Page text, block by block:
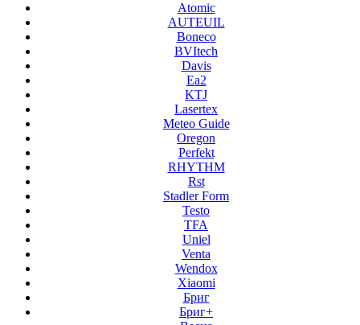
Atomic
AUTEUIL
Boneco
BVItech
Davis
Ea2
KTJ
Lasertex
Meteo Guide
Oregon
Perfekt
RHYTHM
Rst
Stadler Form
Testo
TFA
Uniel
Venta
Wendox
Xiaomi
Бриг
Бриг+